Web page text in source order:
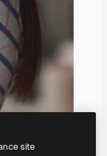
site